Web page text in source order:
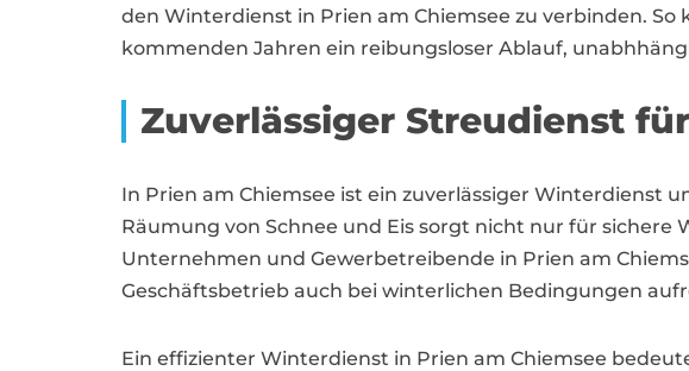
den Winterdienst in Prien am Chiemsee zu verbinden. So
kommenden Jahren ein reibungsloser Ablauf,
Zuverlässiger Streudienst
In Prien am Chiemsee ist ein zuverlässiger Winterdienst
Räumung von Schnee und Eis sorgt nicht nur für sichere
Unternehmen und Gewerbetreibende in Prien am
Geschäftsbetrieb auch bei winterlichen Bedingungen
Ein effizienter Winterdienst in Prien am Chiemsee